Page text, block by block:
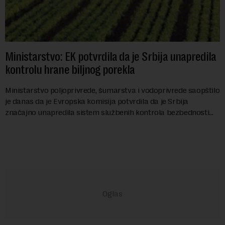
Ministarstvo: EK potvrdila da je Srbija unapredila
kontrolu hrane biljnog porekla
Ministarstvo poljoprivrede, šumarstva i vodoprivrede saopštilo
je danas da je Evropska komisija potvrdila da je Srbija
značajno unapredila sistem službenih kontrola bezbednosti